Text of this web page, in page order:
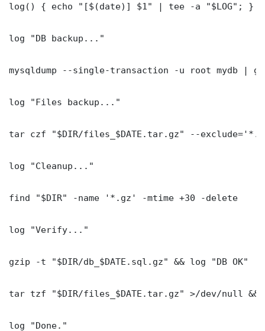
log() { echo "[$(date)] $1" | tee -a "$LOG"; }
log "DB backup..."
mysqldump --single-transaction -u root mydb |
log "Files backup..."
tar czf "$DIR/files_$DATE.tar.gz" --
log "Cleanup..."
find "$DIR" -name '*.gz' -mtime +30 -delete
log "Verify..."
gzip -t "$DIR/db_$DATE.sql.gz" && log "DB OK"
tar tzf "$DIR/files_$DATE.tar.gz" >/dev/null &&
log "Done."